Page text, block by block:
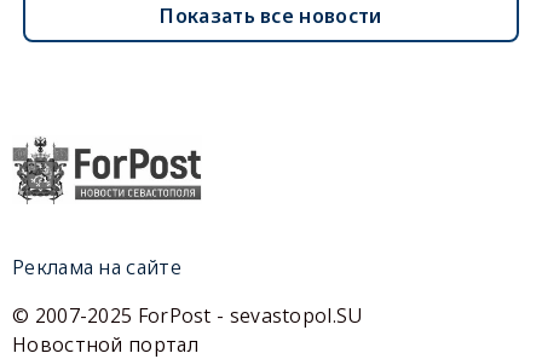
Показать все новости
Реклама на сайте
© 2007-2025 ForPost - sevastopol.SU
Новостной портал